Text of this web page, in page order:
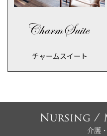
チャームスイート
Nursing /
介護